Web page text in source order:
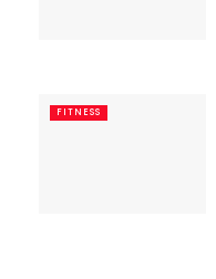
FITNESS